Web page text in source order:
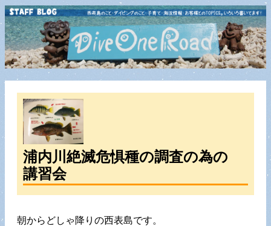
浦内川絶滅危惧種の調査の為の
講習会
朝からどしゃ降りの西表島です。